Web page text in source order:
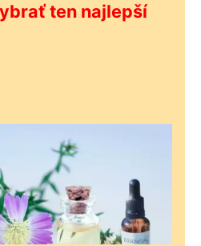
ten najlepší